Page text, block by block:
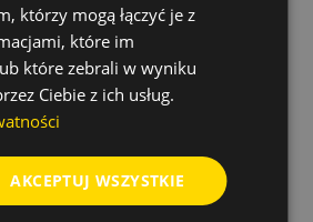
BIT WHIRLPOWER PH
RSC 1/4" PH2 X 150
MM – WYSOKA
którzy mogą łączyć je z
które im
które zebrali w wyniku
Ciebie z ich usług.
AKCEPTUJ WSZYSTKIE